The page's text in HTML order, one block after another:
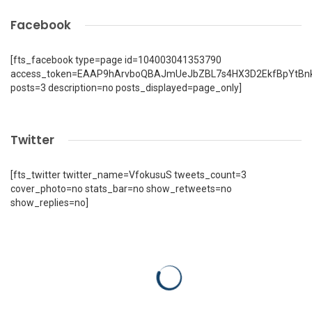
Facebook
[fts_facebook type=page id=104003041353790
posts=3 description=no posts_displayed=page_only]
Twitter
[fts_twitter twitter_name=VfokusuS tweets_count=3
cover_photo=no stats_bar=no show_retweets=no
show_replies=no]